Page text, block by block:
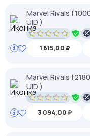
Marvel Rivals |
UID )
1 615,00 ₽
Marvel Rivals |
UID )
3 094,00 ₽